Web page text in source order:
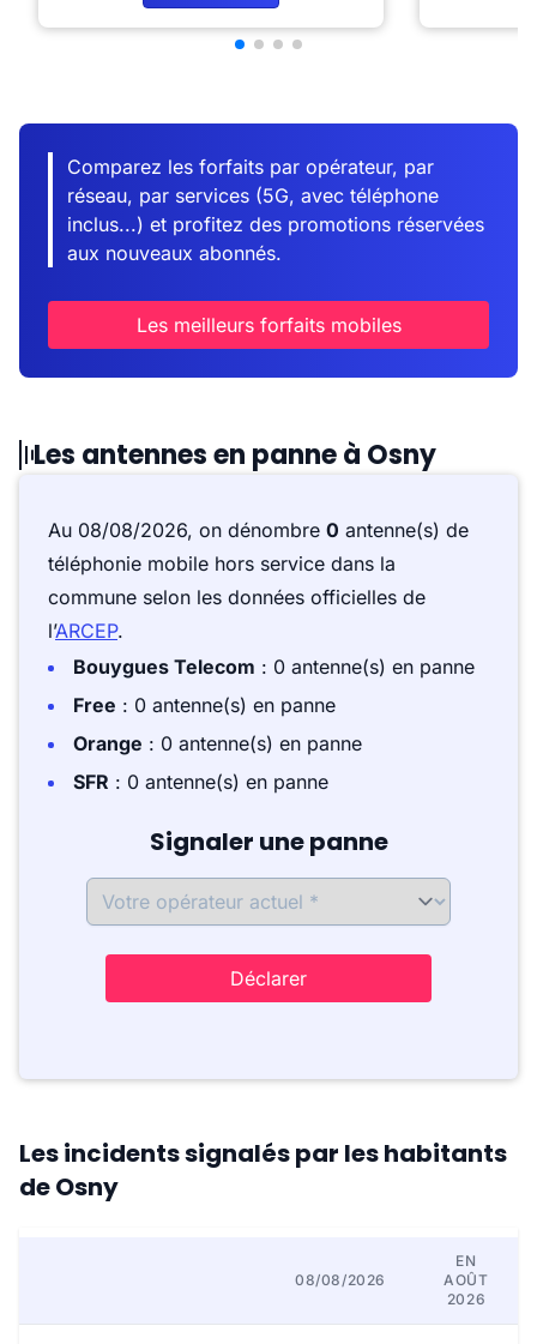
Comparez les forfaits par opérateur, par
réseau, par services (5G, avec téléphone
inclus...) et profitez des promotions réservées
aux nouveaux abonnés.
Les meilleurs forfaits mobiles
Les antennes en panne à Osny
Au 08/08/2026, on dénombre 0 antenne(s) de
téléphonie mobile hors service dans la
commune selon les données officielles de
l’ARCEP.
Bouygues Telecom : 0 antenne(s) en panne
Free : 0 antenne(s) en panne
Orange : 0 antenne(s) en panne
SFR : 0 antenne(s) en panne
Signaler une panne
Déclarer
Les incidents signalés par les habitants
de Osny
08/08/2026
EN
AOÛT
2026